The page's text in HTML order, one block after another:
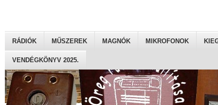
RÁDIÓK MŰSZEREK MAGNÓK MIKROFONOK
VENDÉGKÖNYV 2025.